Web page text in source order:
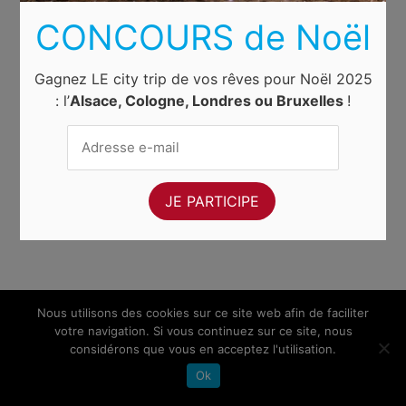
Nous utilisons des cookies sur ce site web afin de faciliter
votre navigation. Si vous continuez sur ce site, nous
considérons que vous en acceptez l'utilisation.
Ok
CONCOURS de Noël
Gagnez LE city trip de vos rêves pour Noël 2025
: l’Alsace, Cologne, Londres ou Bruxelles !